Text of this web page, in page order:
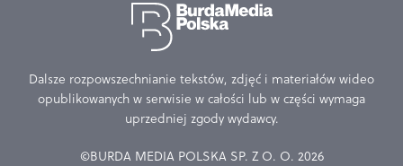
Dalsze rozpowszechnianie tekstów, zdjęć i materiałów wideo
opublikowanych w serwisie w całości lub w części wymaga
uprzedniej zgody wydawcy.
©BURDA MEDIA POLSKA SP. Z O. O. 2026